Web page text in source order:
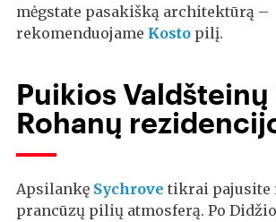
mėgstate pasakišką architektūrą –
rekomenduojame Kosto pilį.
Puikios Valdšteinų
Rohanų
Apsilankę Sychrove tikrai pajusite
prancūzų pilių atmosferą. Po